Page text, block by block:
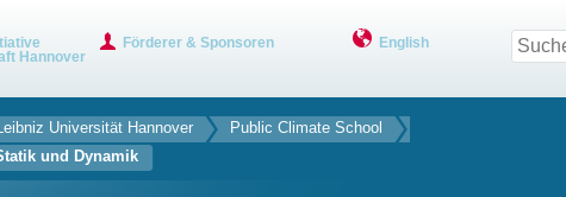
Hannover
Förderer & Sponsoren English
Universität Hannover
Public Climate School
und Dynamik